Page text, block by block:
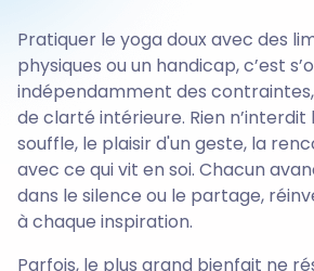
Pratiquer le yoga doux avec des
physiques ou un handicap, c’est
indépendamment des
de clarté intérieure. Rien n’interdit
souffle, le plaisir d'un geste, la
avec ce qui vit en soi. Chacun
dans le silence ou le partage,
à chaque inspiration.
Parfois, le plus grand bienfait ne